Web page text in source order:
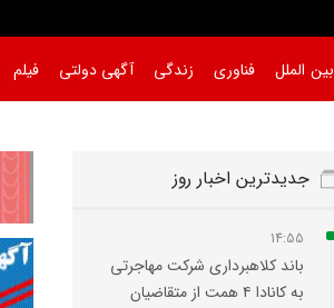
بین الملل فناوری زندگی آگهی دولتی فیلم
جدیدترین اخبار روز
14:55
باند کلاهبرداری شرکت مهاجرتی
به کانادا ۴ همت از متقاضیان